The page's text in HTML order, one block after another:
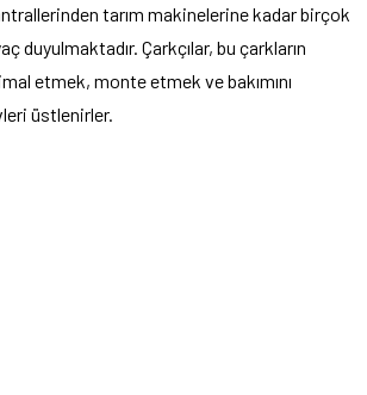
tarım makinelerine kadar birçok
duyulmaktadır. Çarkçılar, bu çarkların
etmek, monte etmek ve bakımını
üstlenirler.